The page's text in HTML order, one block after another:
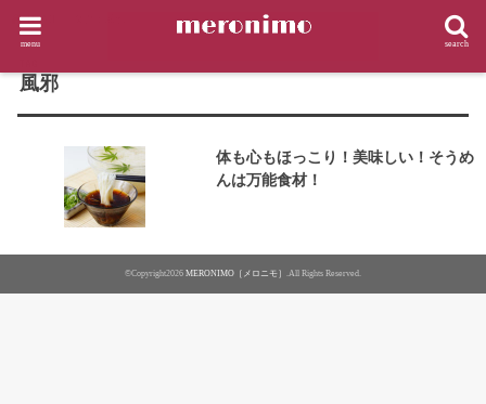
search
menu
HOME
風邪
体も心もほっこり！美味しい！そうめ
んは万能食材！
©Copyright2026 MERONIMO［メロニモ］ .All Rights Reserved.